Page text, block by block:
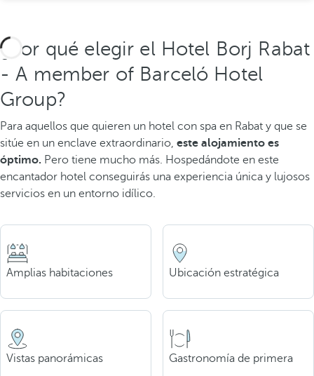
¿Por qué elegir el Hotel Borj Rabat
- A member of Barceló Hotel
Group?
Para aquellos que quieren un hotel con spa en Rabat y que se
sitúe en un enclave extraordinario, este alojamiento es
óptimo. Pero tiene mucho más. Hospedándote en este
encantador hotel conseguirás una experiencia única y lujosos
servicios en un entorno idílico.
Amplias habitaciones Ubicación estratégica
Vistas panorámicas Gastronomía de primera